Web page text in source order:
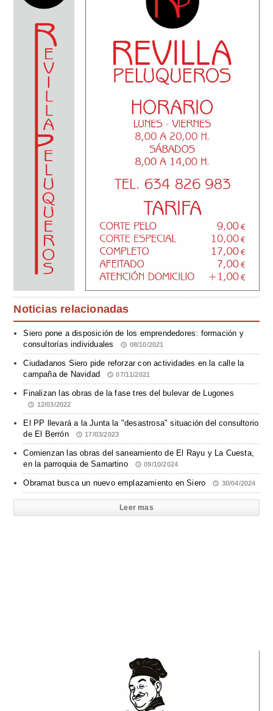
Noticias relacionadas
Siero pone a disposición de los emprendedores: formación y
consultorías individuales
08/10/2021
Ciudadanos Siero pide reforzar con actividades en la calle la
campaña de Navidad
07/11/2021
Finalizan las obras de la fase tres del bulevar de Lugones
12/03/2022
El PP llevará a la Junta la "desastrosa" situación del consultorio
de El Berrón
17/03/2023
Comienzan las obras del saneamiento de El Rayu y La Cuesta,
en la parroquia de Samartino
09/10/2024
Obramat busca un nuevo emplazamiento en Siero 30/04/2024
Leer mas